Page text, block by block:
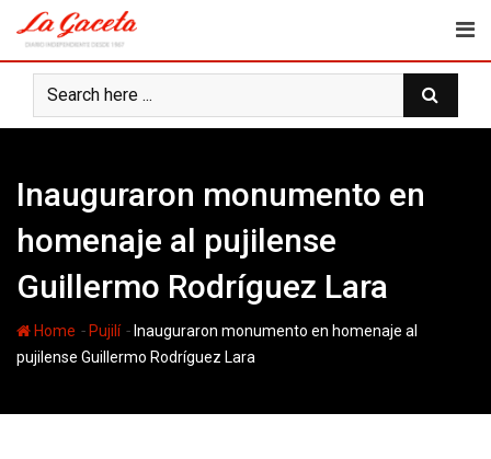
content
Inauguraron monumento en
homenaje al pujilense
Guillermo Rodríguez Lara
Home - Pujilí- Inauguraron monumento en homenaje al
pujilense Guillermo Rodríguez Lara